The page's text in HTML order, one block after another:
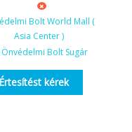
Bolt World Mall (
Asia Center )
Önvédelmi Bolt Sugár
Értesítést kérek